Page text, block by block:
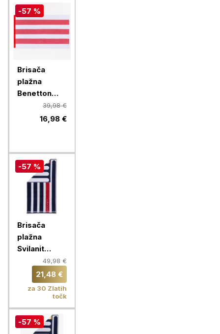
-57 %
Brisača
plažna
Benetton
90x160 cm,
rdeče-bela,
39,98 €
16,98 €
-57 %
Brisača
plažna
Svilanit
Admiral
100x180 cm,
49,98 €
21,48 €
za 30 Zlatih
točk
-57 %